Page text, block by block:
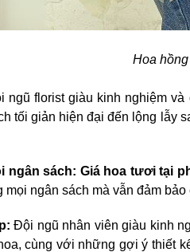
Hoa
ngũ florist giàu kinh nghiệm và
tối giản hiện đại đến lộng lẫy
ngân sách: Giá hoa tươi tại
mọi ngân sách mà vẫn đảm
Đội ngũ nhân viên giàu kinh
cùng với những gợi ý thiết